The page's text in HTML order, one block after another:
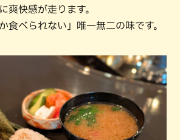
爽快感が走ります。
食べられない」唯一無二の味です。